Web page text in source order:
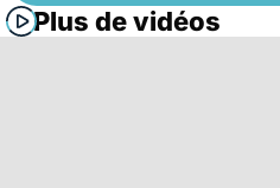
Plus de vidéos